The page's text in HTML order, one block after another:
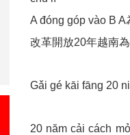
A đóng góp vào B
改革開放20年越南
Gǎi gé kāi fāng 20
20 năm cải cách